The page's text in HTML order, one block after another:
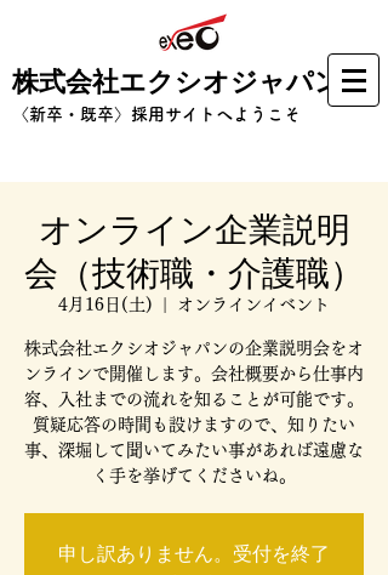
株式会社エクシオジャパン
​〈新卒・既卒〉採用サイトへようこそ
オンライン企業説明
会（技術職・介護職）
4月16日(土) オンラインイベント
株式会社エクシオジャパンの企業説明会をオ
ンラインで開催します。会社概要から仕事内
容、入社までの流れを知ることが可能です。
質疑応答の時間も設けますので、知りたい
事、深堀して聞いてみたい事があれば遠慮な
く手を挙げてくださいね。
申し訳ありません。受付を終了